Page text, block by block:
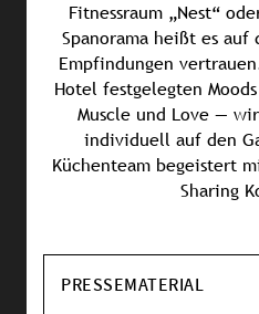
Fitnessraum „Nest“
Spanorama heißt es
Empfindungen
Hotel festgelegten
Muscle und Love —
individuell auf den
Küchenteam begeistert
Sharing
PRESSEMATERIAL